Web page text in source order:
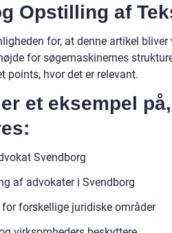
Opstilling af
for, at denne artikel
for søgemaskinernes
points, hvor det er relevant.
et eksempel
Svendborg
af advokater i Svendborg
forskellige juridiske områder